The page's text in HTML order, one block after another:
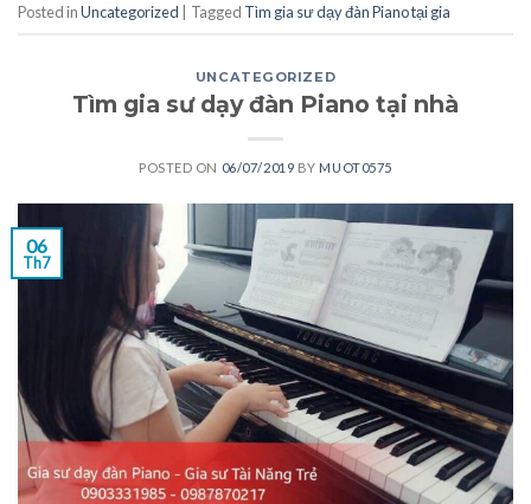
Posted inUncategorized Tagged Tìm gia sư dạy đàn Piano tại gia
UNCATEGORIZED
Tìm gia sư dạy đàn Piano tại nhà
POSTED ON 06/07/2019 BY MUOT0575
06
Th7